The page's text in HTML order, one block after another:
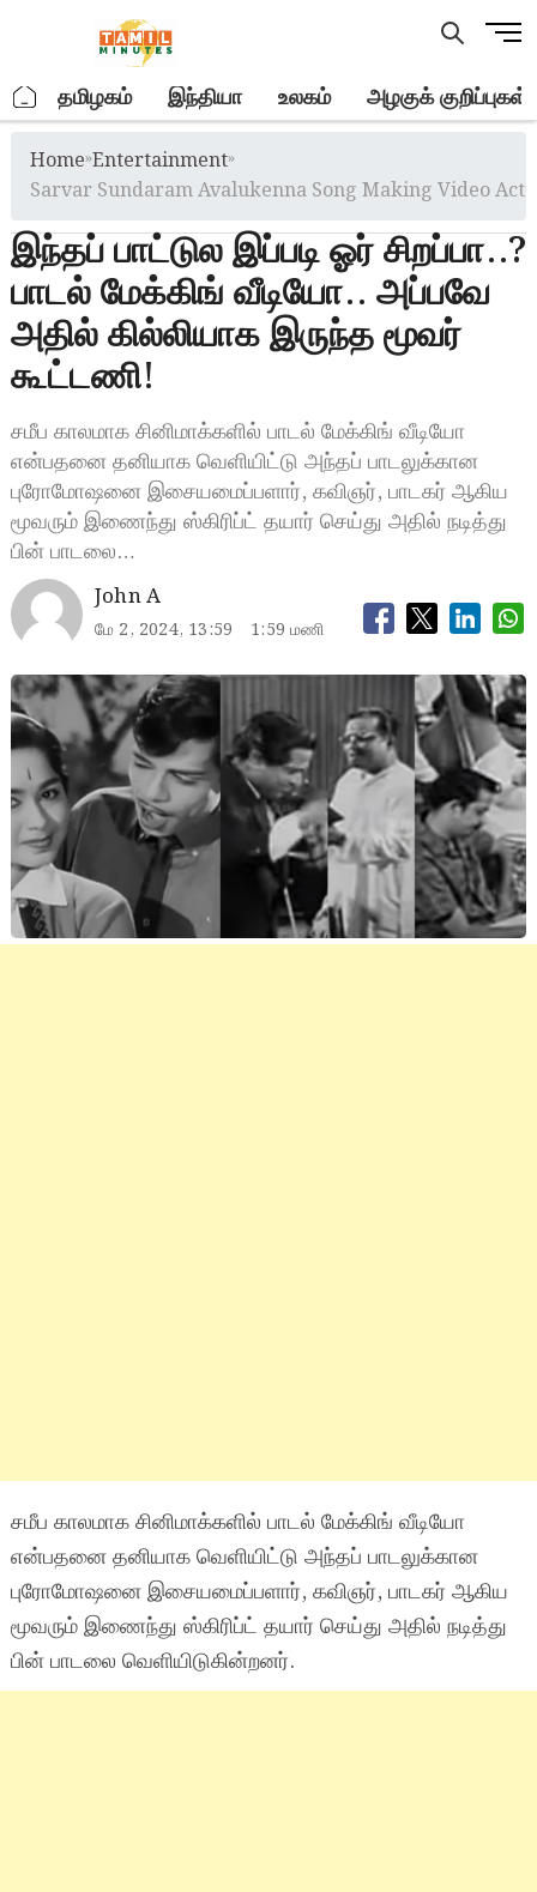
M
u
t
o
n
. தமிழகம் இந்தியா உலகம் அழகுக் குறிப்புகள்
Home»Entertainment»
Sarvar Sundaram Avalukenna Song Making Video
இந்தப் பாட்டுல இப்படி ஓர் சிறப்பா..?
பாடல் மேக்கிங் வீடியோ.. அப்பவே
அதில் கில்லியாக இருந்த மூவர்
கூட்டணி!
சமீப காலமாக சினிமாக்களில் பாடல் மேக்கிங் வீடியோ
என்பதனை தனியாக வெளியிட்டு அந்தப் பாடலுக்கான
புரோமோஷனை இசையமைப்பளார், கவிஞர், பாடகர் ஆகிய
மூவரும் இணைந்து ஸ்கிரிப்ட் தயார் செய்து அதில் நடித்து
பின் பாடலை…
John A
மே 2, 2024, 13:59 1:59 மணி
சமீப காலமாக சினிமாக்களில் பாடல் மேக்கிங் வீடியோ
என்பதனை தனியாக வெளியிட்டு அந்தப் பாடலுக்கான
புரோமோஷனை இசையமைப்பளார், கவிஞர், பாடகர் ஆகிய
மூவரும் இணைந்து ஸ்கிரிப்ட் தயார் செய்து அதில் நடித்து
பின் பாடலை வெளியிடுகின்றனர்.